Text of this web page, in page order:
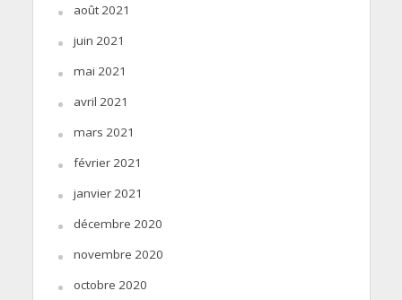
août 2021
juin 2021
mai 2021
avril 2021
mars 2021
février 2021
janvier 2021
décembre 2020
novembre 2020
octobre 2020